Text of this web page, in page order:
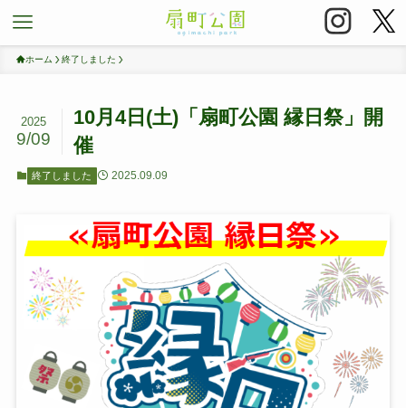
ホーム 終了しました
10月4日(土)「扇町公園 縁日祭」開
催
2025
9/09
終了しました 2025.09.09